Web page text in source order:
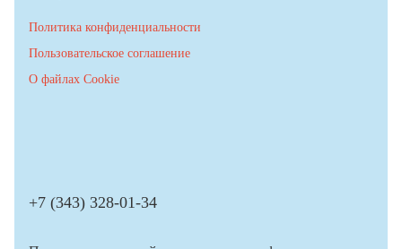
Политика конфиденциальности
Пользовательское соглашение
О файлах Cookie
+7 (343) 328-01-34